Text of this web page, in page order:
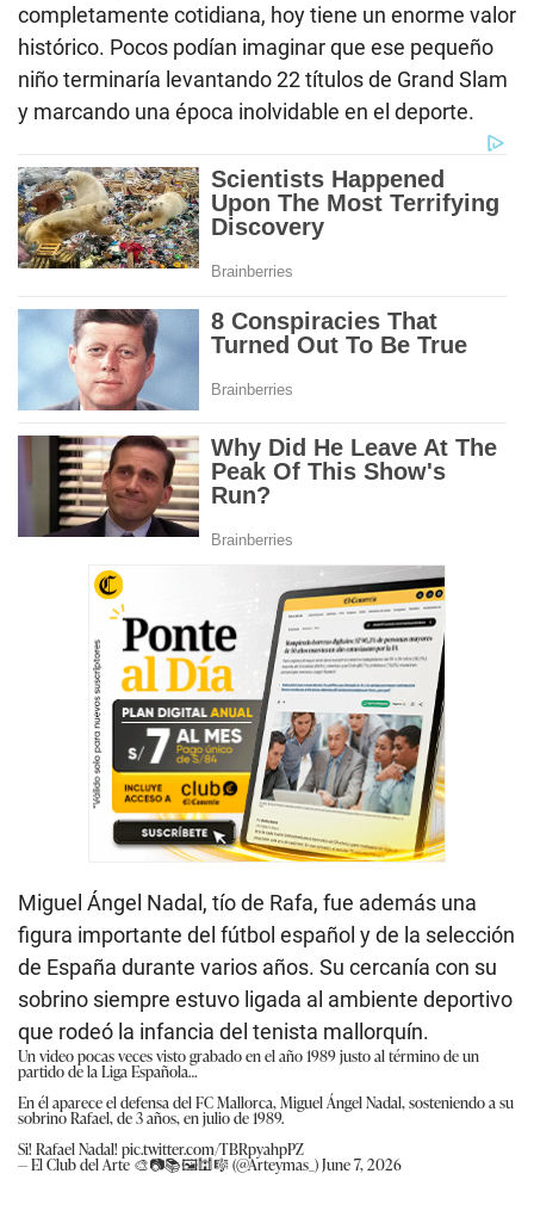
completamente cotidiana, hoy tiene un enorme valor
histórico. Pocos podían imaginar que ese pequeño
niño terminaría levantando 22 títulos de Grand Slam
y marcando una época inolvidable en el deporte.
Miguel Ángel Nadal, tío de Rafa, fue además una
figura importante del fútbol español y de la selección
de España durante varios años. Su cercanía con su
sobrino siempre estuvo ligada al ambiente deportivo
que rodeó la infancia del tenista mallorquín.
Un video pocas veces visto grabado en el año 1989 justo al término de un
partido de la Liga Española…
En él aparece el defensa del FC Mallorca, Miguel Ángel Nadal, sosteniendo a su
sobrino Rafael, de 3 años, en julio de 1989.
Si! Rafael Nadal! pic.twitter.com/TBRpyahpPZ
— El Club del Arte 🎨📷📚🖼🕍🎼 (@Arteymas_)June 7, 2026